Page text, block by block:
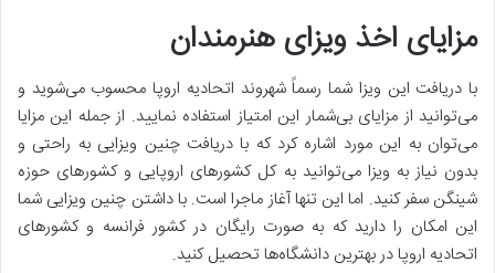
مزایای اخذ ویزای هنرمندان
با دریافت این ویزا شما رسماً شهروند اتحادیه اروپا محسوب می‌شوید و
می‌توانید از مزایای بی‌شمار این امتیاز استفاده نمایید. از جمله این مزایا
می‌توان به این مورد اشاره کرد که با دریافت چنین ویزایی به ‌راحتی و
بدون نیاز به ویزا می‌توانید به کل کشورهای اروپایی و کشورهای حوزه
شینگن سفر کنید. اما این تنها آغاز ماجرا است. با داشتن چنین ویزایی شما
این امکان را دارید که به‌ صورت رایگان در کشور فرانسه و کشورهای
اتحادیه اروپا در بهترین دانشگاه‌ها تحصیل کنید.